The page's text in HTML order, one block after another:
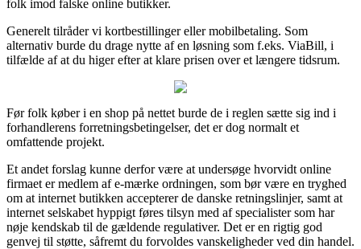
folk imod falske online butikker.
Generelt tilråder vi kortbestillinger eller mobilbetaling. Som
alternativ burde du drage nytte af en løsning som f.eks. ViaBill, i
tilfælde af at du higer efter at klare prisen over et længere tidsrum.
Før folk køber i en shop på nettet burde de i reglen sætte sig ind i
forhandlerens forretningsbetingelser, det er dog normalt et
omfattende projekt.
Et andet forslag kunne derfor være at undersøge hvorvidt online
firmaet er medlem af e-mærke ordningen, som bør være en tryghed
om at internet butikken accepterer de danske retningslinjer, samt at
internet selskabet hyppigt føres tilsyn med af specialister som har
nøje kendskab til de gældende regulativer. Det er en rigtig god
genvej til støtte, såfremt du forvoldes vanskeligheder ved din handel.